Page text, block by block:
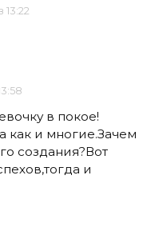
13:22
в покое!
как и многие.Зачем
создания?Вот
и